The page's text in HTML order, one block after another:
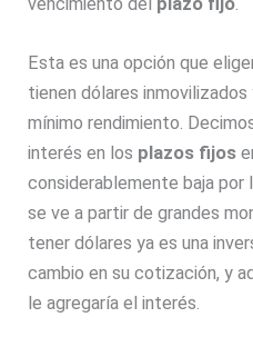
Esta es una opción que
tienen dólares
mínimo rendimiento.
interés en los plazos fijos
considerablemente baja por
se ve a partir de grandes
tener dólares ya es una
cambio en su cotización, y
le agregaría el interés.